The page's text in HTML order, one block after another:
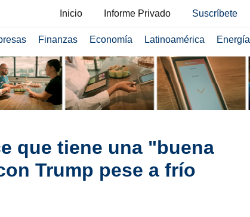
Inicio Informe Privado Suscríbete
Finanzas Economía Latinoamérica Energía
que tiene una "buena
Trump pese a frío